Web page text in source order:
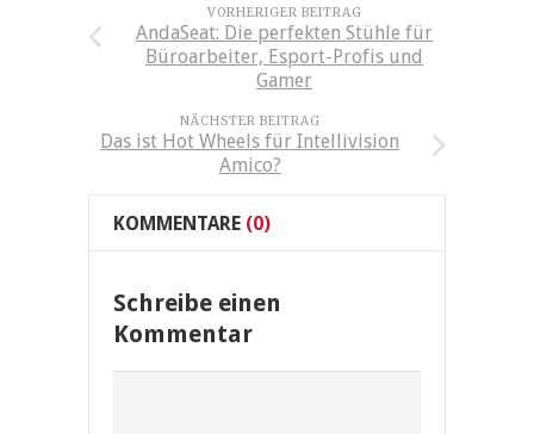
VORHERIGER BEITRAG
AndaSeat: Die perfekten Stühle für
Büroarbeiter, Esport-Profis und
Gamer
NÄCHSTER BEITRAG
Das ist Hot Wheels für Intellivision
Amico?
KOMMENTARE (0)
Schreibe einen
Kommentar